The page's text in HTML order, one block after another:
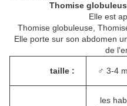
Thomise
Elle est
Thomise globuleuse,
Elle porte sur son abdomen
de
taille : ♂ 3-4
les